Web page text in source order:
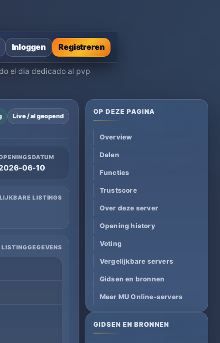
Inloggen Registreren
el dia dedicado al pvp
Live / al geopend
06-10
LISTINGS
OP DEZE PAGINA
Overview
Delen
Functies
Trustscore
Over deze server
Opening history
Voting
Vergelijkbare servers
Gidsen en bronnen
Meer MU Online-servers
GIDSEN EN BRONNEN